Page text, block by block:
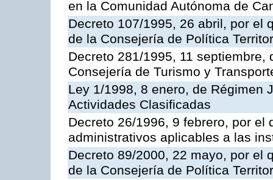
en la Comunidad Autónoma de
Decreto 107/1995, 26 abril, por el
de la Consejería de Política
Decreto 281/1995, 11
Consejería de Turismo y
Ley 1/1998, 8 enero, de Régimen
Actividades Clasificadas
Decreto 26/1996, 9 febrero, por
administrativos aplicables a las
Decreto 89/2000, 22 mayo, por el
de la Consejería de Política